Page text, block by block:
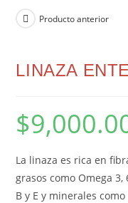
Producto anterior
LINAZA
$
La linaza es rica en
grasos como Omega
B y E y minerales